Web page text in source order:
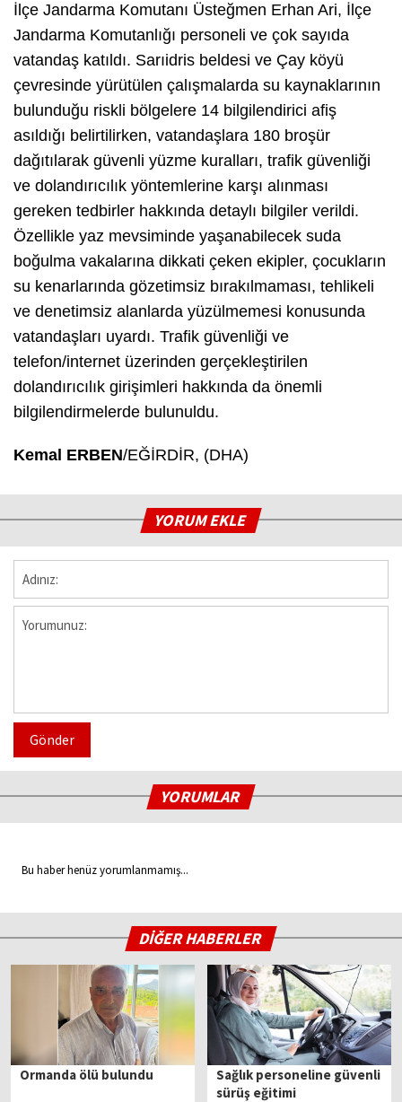
İlçe Jandarma Komutanı Üsteğmen Erhan Ari, İlçe
Jandarma Komutanlığı personeli ve çok sayıda
vatandaş katıldı. Sarıidris beldesi ve Çay köyü
çevresinde yürütülen çalışmalarda su kaynaklarının
bulunduğu riskli bölgelere 14 bilgilendirici afiş
asıldığı belirtilirken, vatandaşlara 180 broşür
dağıtılarak güvenli yüzme kuralları, trafik güvenliği
ve dolandırıcılık yöntemlerine karşı alınması
gereken tedbirler hakkında detaylı bilgiler verildi.
Özellikle yaz mevsiminde yaşanabilecek suda
boğulma vakalarına dikkati çeken ekipler, çocukların
su kenarlarında gözetimsiz bırakılmaması, tehlikeli
ve denetimsiz alanlarda yüzülmemesi konusunda
vatandaşları uyardı. Trafik güvenliği ve
telefon/internet üzerinden gerçekleştirilen
dolandırıcılık girişimleri hakkında da önemli
bilgilendirmelerde bulunuldu.
Kemal ERBEN/EĞİRDİR, (DHA)
YORUM EKLE
Gönder
YORUMLAR
Bu haber henüz yorumlanmamış...
DİĞER HABERLER
Ormanda ölü bulundu
Sağlık personeline güvenli
sürüş eğitimi